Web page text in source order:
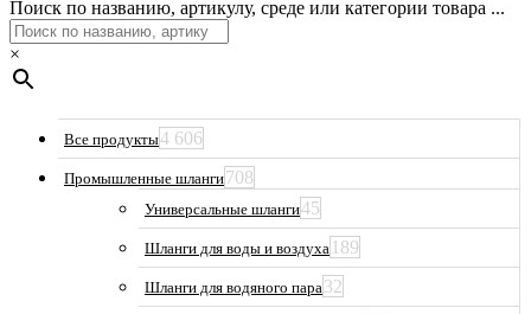
Поиск по названию, артикулу, среде или категории товара ...
×
Все продукты4 606
Промышленные шланги708
Универсальные шланги45
Шланги для воды и воздуха 189
Шланги для водяного пара32